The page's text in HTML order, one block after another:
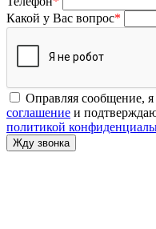
Какой у Вас вопрос*
Оправляя сообщение,
соглашение и
политикой